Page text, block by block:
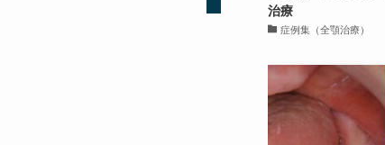
治療
症例集（全顎治療）